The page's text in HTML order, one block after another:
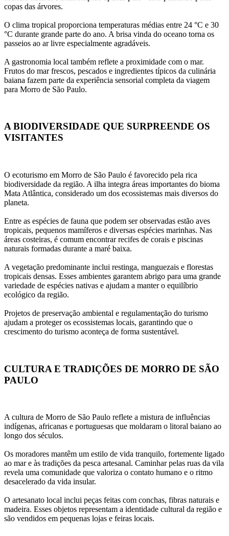
copas das árvores.
O clima tropical proporciona temperaturas médias entre 24 °C e 30
°C durante grande parte do ano. A brisa vinda do oceano torna os
passeios ao ar livre especialmente agradáveis.
A gastronomia local também reflete a proximidade com o mar.
Frutos do mar frescos, pescados e ingredientes típicos da culinária
baiana fazem parte da experiência sensorial completa da viagem
para Morro de São Paulo.
A BIODIVERSIDADE QUE SURPREENDE OS
VISITANTES
O ecoturismo em Morro de São Paulo é favorecido pela rica
biodiversidade da região. A ilha integra áreas importantes do bioma
Mata Atlântica, considerado um dos ecossistemas mais diversos do
planeta.
Entre as espécies de fauna que podem ser observadas estão aves
tropicais, pequenos mamíferos e diversas espécies marinhas. Nas
áreas costeiras, é comum encontrar recifes de corais e piscinas
naturais formadas durante a maré baixa.
A vegetação predominante inclui restinga, manguezais e florestas
tropicais densas. Esses ambientes garantem abrigo para uma grande
variedade de espécies nativas e ajudam a manter o equilíbrio
ecológico da região.
Projetos de preservação ambiental e regulamentação do turismo
ajudam a proteger os ecossistemas locais, garantindo que o
crescimento do turismo aconteça de forma sustentável.
CULTURA E TRADIÇÕES DE MORRO DE SÃO
PAULO
A cultura de Morro de São Paulo reflete a mistura de influências
indígenas, africanas e portuguesas que moldaram o litoral baiano ao
longo dos séculos.
Os moradores mantêm um estilo de vida tranquilo, fortemente ligado
ao mar e às tradições da pesca artesanal. Caminhar pelas ruas da vila
revela uma comunidade que valoriza o contato humano e o ritmo
desacelerado da vida insular.
O artesanato local inclui peças feitas com conchas, fibras naturais e
madeira. Esses objetos representam a identidade cultural da região e
são vendidos em pequenas lojas e feiras locais.